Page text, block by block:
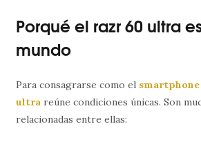
Porqué el razr 60 ultra
mundo
Para consagrarse como el
ultra reúne condiciones únicas. Son
relacionadas entre ellas: